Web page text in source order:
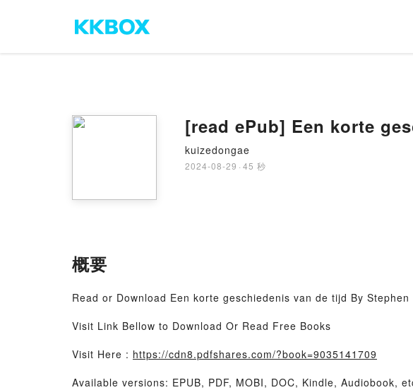
[read ePub] Een korte
kuizedongae
2024-08-29 · 45 秒
概要
Read or Download Een korte geschiedenis van de tijd By Stephen
Visit Link Bellow to Download Or Read Free Books
Visit Here : https://cdn8.pdfshares.com/?book=9035141709
Available versions: EPUB, PDF, MOBI, DOC, Kindle, Audiobook,